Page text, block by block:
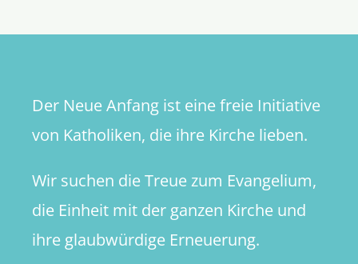
Der Neue Anfang ist eine freie Initiative
von Katholiken, die ihre Kirche lieben.
Wir suchen die Treue zum Evangelium,
die Einheit mit der ganzen Kirche und
ihre glaubwürdige Erneuerung.